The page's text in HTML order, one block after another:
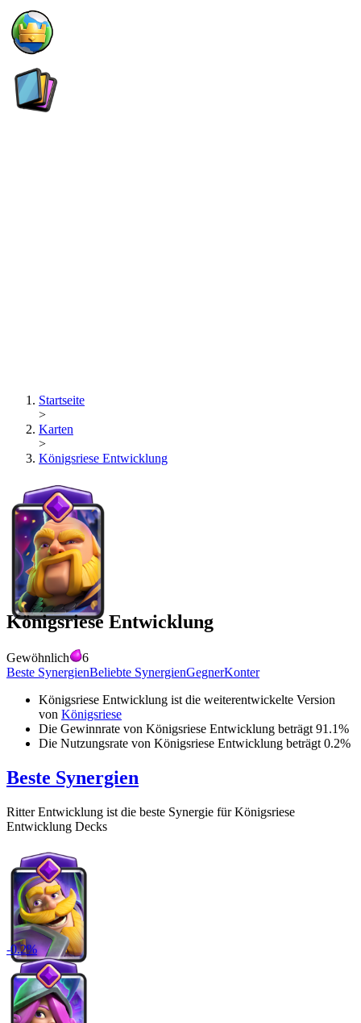
Startseite
>
Karten
>
Königsriese Entwicklung
Königsriese Entwicklung
Gewöhnlich
6
Beste SynergienBeliebte SynergienGegnerKonter
Königsriese Entwicklung ist die weiterentwickelte Version
von Königsriese
Die Gewinnrate von Königsriese Entwicklung beträgt 91.1%
Die Nutzungsrate von Königsriese Entwicklung beträgt 0.2%
Beste Synergien
Ritter Entwicklung ist die beste Synergie fürKönigsriese
Entwicklung Decks
-0.2%